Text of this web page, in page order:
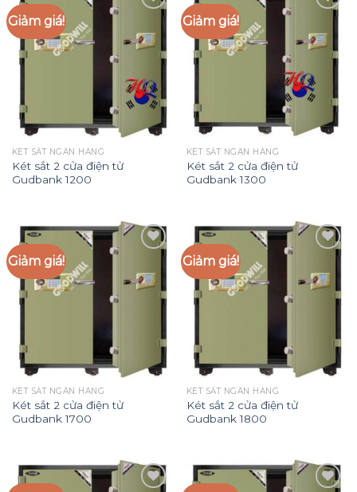
Giảm giá!
Wishlist
KÉT SẮT NGÂN HÀNG
Két sắt 2 cửa điện tử
Gudbank 1200
Giảm giá!
Wishlist
KÉT SẮT NGÂN HÀNG
Két sắt 2 cửa điện tử
Gudbank 1300
Giảm giá!
Wishlist
KÉT SẮT NGÂN HÀNG
Két sắt 2 cửa điện tử
Gudbank 1700
Giảm giá!
Wishlist
KÉT SẮT NGÂN HÀNG
Két sắt 2 cửa điện tử
Gudbank 1800